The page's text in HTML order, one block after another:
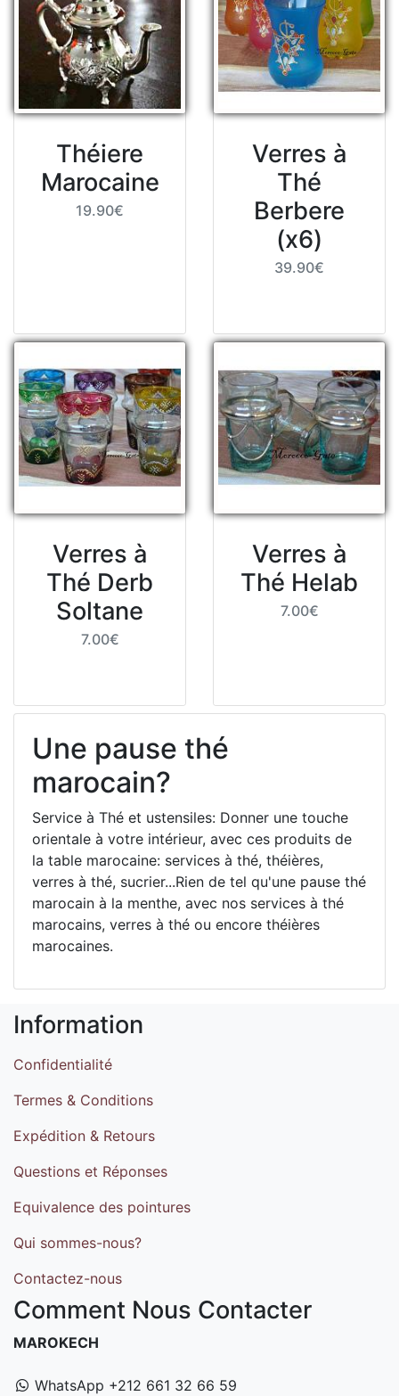
Théiere
Marocaine
19.90€
Verres à
Thé
Berbere
(x6)
39.90€
Verres à
Thé Derb
Soltane
7.00€
Verres à
Thé Helab
7.00€
Une pause thé
marocain?
Service à Thé et ustensiles: Donner une touche
orientale à votre intérieur, avec ces produits de
la table marocaine: services à thé, théières,
verres à thé, sucrier...Rien de tel qu'une pause thé
marocain à la menthe, avec nos services à thé
marocains, verres à thé ou encore théières
marocaines.
Information
Confidentialité
Termes & Conditions
Expédition & Retours
Questions et Réponses
Equivalence des pointures
Qui sommes-nous?
Contactez-nous
Comment Nous Contacter
MAROKECH
WhatsApp +212 661 32 66 59